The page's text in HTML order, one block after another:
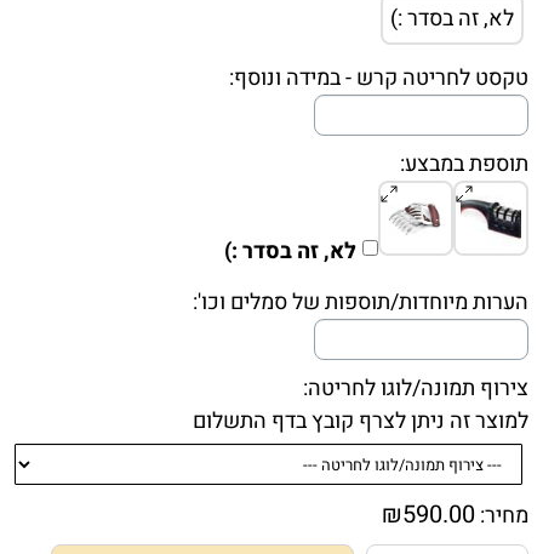
לא, זה בסדר :)
טקסט לחריטה קרש - במידה ונוסף:
תוספת במבצע:
לא, זה בסדר :)
הערות מיוחדות/תוספות של סמלים וכו':
צירוף תמונה/לוגו לחריטה:
למוצר זה ניתן לצרף קובץ בדף התשלום
מחיר: ₪590.00